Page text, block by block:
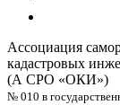
Ассоциация
кадастровых
(А СРО «ОКИ»)
№ 010 в